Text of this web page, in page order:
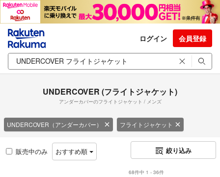
ログイン 会員登録
UNDERCOVER (フライトジャケット)
アンダーカバーのフライトジャケット / メンズ
UNDERCOVER（アンダーカバー） フライトジャケット
販売中のみ おすすめ順 絞り込み
68件中 1 - 36件